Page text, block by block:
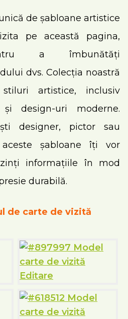
de șabloane artistice
pe această pagina,
a îmbunătăți
dvs. Colecția noastră
artistice, inclusiv
design-uri moderne.
designer, pictor sau
șabloane îți vor
informațiile în mod
durabilă.
de carte de vizită